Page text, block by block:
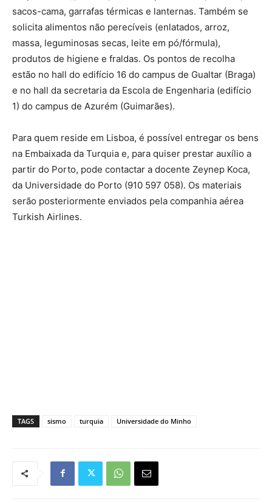
sacos-cama, garrafas térmicas e lanternas. Também se
solicita alimentos não perecíveis (enlatados, arroz,
massa, leguminosas secas, leite em pó/fórmula),
produtos de higiene e fraldas. Os pontos de recolha
estão no hall do edifício 16 do campus de Gualtar (Braga)
e no hall da secretaria da Escola de Engenharia (edifício
1) do campus de Azurém (Guimarães).
Para quem reside em Lisboa, é possível entregar os bens
na Embaixada da Turquia e, para quiser prestar auxílio a
partir do Porto, pode contactar a docente Zeynep Koca,
da Universidade do Porto (910 597 058). Os materiais
serão posteriormente enviados pela companhia aérea
Turkish Airlines.
TAGS sismo turquia Universidade do Minho